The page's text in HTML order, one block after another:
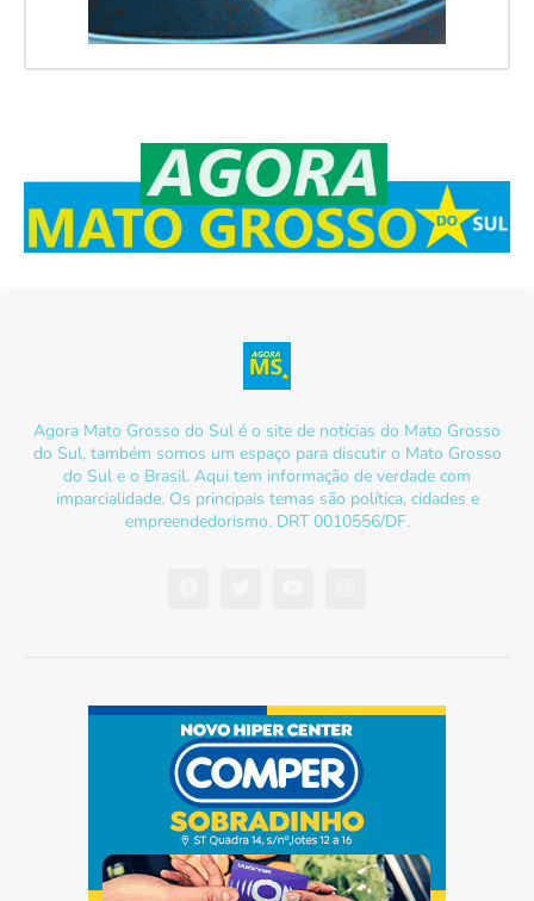
Agora Mato Grosso do Sul é o site de notícias do Mato Grosso
do Sul, também somos um espaço para discutir o Mato Grosso
do Sul e o Brasil. Aqui tem informação de verdade com
imparcialidade. Os principais temas são política, cidades e
empreendedorismo. DRT 0010556/DF.